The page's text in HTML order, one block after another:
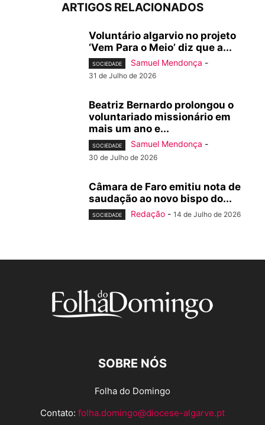
ARTIGOS RELACIONADOS
Voluntário algarvio no projeto
‘Vem Para o Meio’ diz que a...
SOCIEDADE Samuel Mendonça -
31 de Julho de 2026
Beatriz Bernardo prolongou o
voluntariado missionário em
mais um ano e...
SOCIEDADE Samuel Mendonça -
30 de Julho de 2026
Câmara de Faro emitiu nota de
saudação ao novo bispo do...
SOCIEDADE Redação - 14 de Julho de 2026
SOBRE NÓS
Folha do Domingo
Contato: folha.domingo@diocese-algarve.pt